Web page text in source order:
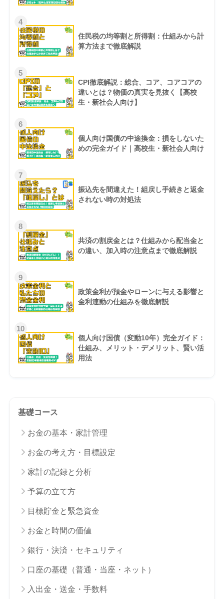
4
住民税の均等割と所得割：仕組みから計
算方法まで徹底解説
5
CPI徹底解説：総合、コア、コアコアの
違いとは？物価の真実を見抜く【高校
生・新社会人向け】
6
個人向け国債の中途換金：損をしないた
めの完全ガイド｜高校生・新社会人向け
7
振込先を間違えた！組戻し手続きと返金
されない時の対処法
8
共済の割戻金とは？仕組みから配当金と
の違い、加入時の注意点まで徹底解説
9
政策金利が預金やローンに与える影響と
金利連動の仕組みを徹底解説
10
個人向け国債（変動10年）完全ガイド：
仕組み、メリット・デメリット、賢い活
用法
基礎コース
お金の基本・家計管理
お金の考え方・目標設定
家計の記録と分析
予算の立て方
目標貯金と緊急資金
お金と時間の価値
銀行・決済・セキュリティ
口座の基礎（普通・当座・ネット）
入出金・送金・手数料